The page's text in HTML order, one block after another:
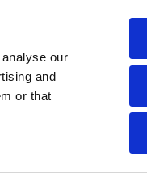
our
and
or that
poté čerpáte jízdu zdarma